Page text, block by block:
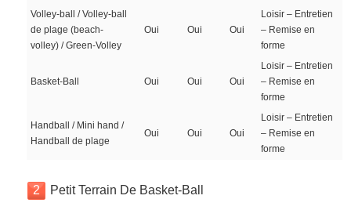
Volley-ball / Volley-ball
de plage (beach-
volley) / Green-Volley
Oui Oui Oui
Loisir – Entretien
– Remise en
forme
Basket-Ball Oui Oui Oui
Loisir – Entretien
– Remise en
forme
Handball / Mini hand /
Handball de plage
Oui Oui Oui
Loisir – Entretien
– Remise en
forme
2 Petit Terrain De Basket-Ball